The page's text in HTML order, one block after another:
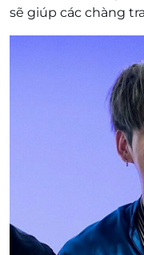
sẽ giúp các chàng